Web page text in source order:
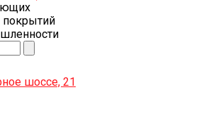
покрытий
шоссе, 21